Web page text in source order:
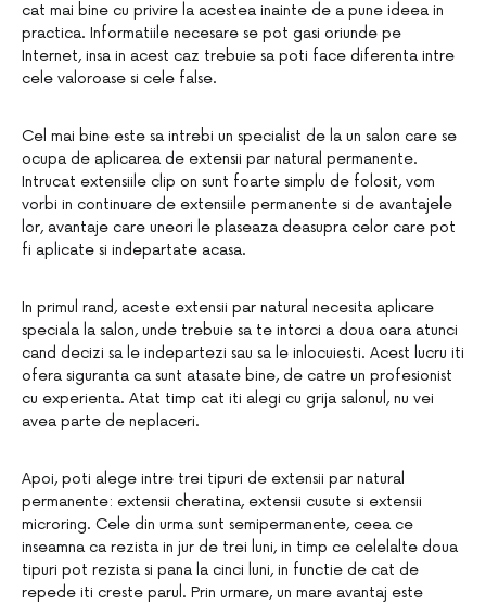
cat mai bine cu privire la acestea inainte de a pune ideea in
practica. Informatiile necesare se pot gasi oriunde pe
Internet, insa in acest caz trebuie sa poti face diferenta intre
cele valoroase si cele false.
Cel mai bine este sa intrebi un specialist de la un salon care se
ocupa de aplicarea de extensii par natural permanente.
Intrucat extensiile clip on sunt foarte simplu de folosit, vom
vorbi in continuare de extensiile permanente si de avantajele
lor, avantaje care uneori le plaseaza deasupra celor care pot
fi aplicate si indepartate acasa.
In primul rand, aceste extensii par natural necesita aplicare
speciala la salon, unde trebuie sa te intorci a doua oara atunci
cand decizi sa le indepartezi sau sa le inlocuiesti. Acest lucru iti
ofera siguranta ca sunt atasate bine, de catre un profesionist
cu experienta. Atat timp cat iti alegi cu grija salonul, nu vei
avea parte de neplaceri.
Apoi, poti alege intre trei tipuri de extensii par natural
permanente: extensii cheratina, extensii cusute si extensii
microring. Cele din urma sunt semipermanente, ceea ce
inseamna ca rezista in jur de trei luni, in timp ce celelalte doua
tipuri pot rezista si pana la cinci luni, in functie de cat de
repede iti creste parul. Prin urmare, un mare avantaj este